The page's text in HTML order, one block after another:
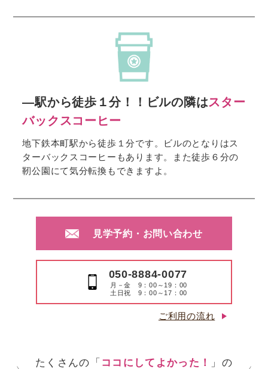
―駅から徒歩１分！！ビルの隣はスター
バックスコーヒー
地下鉄本町駅から徒歩１分です。ビルのとなりはス
ターバックスコーヒーもあります。また徒歩６分の
靭公園にて気分転換もできますよ。
見学予約・お問い合わせ
050-8884-0077
月－金 9：00～19：00
土日祝 9：00～17：00
ご利用の流れ
たくさんの「 ココにしてよかった！
」の